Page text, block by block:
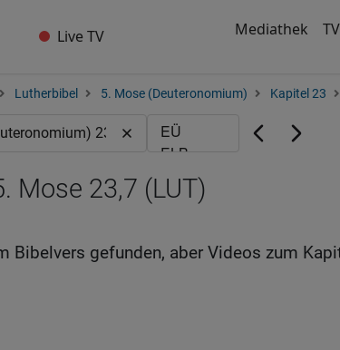
Live TV Mediathek
Lutherbibel 5. Mose (Deuteronomium) Kapitel 23
Mose 23,7 (LUT)
Bibelvers gefunden, aber Videos zum